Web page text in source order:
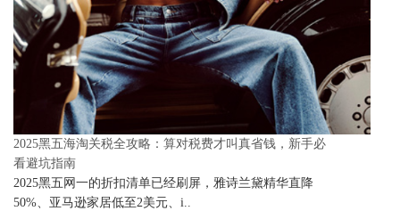
2025黑五海淘关税全攻略：算对税费才叫真省钱，新手必
看避坑指南
2025黑五网一的折扣清单已经刷屏，雅诗兰黛精华直降
50%、亚马逊家居低至2美元、i..